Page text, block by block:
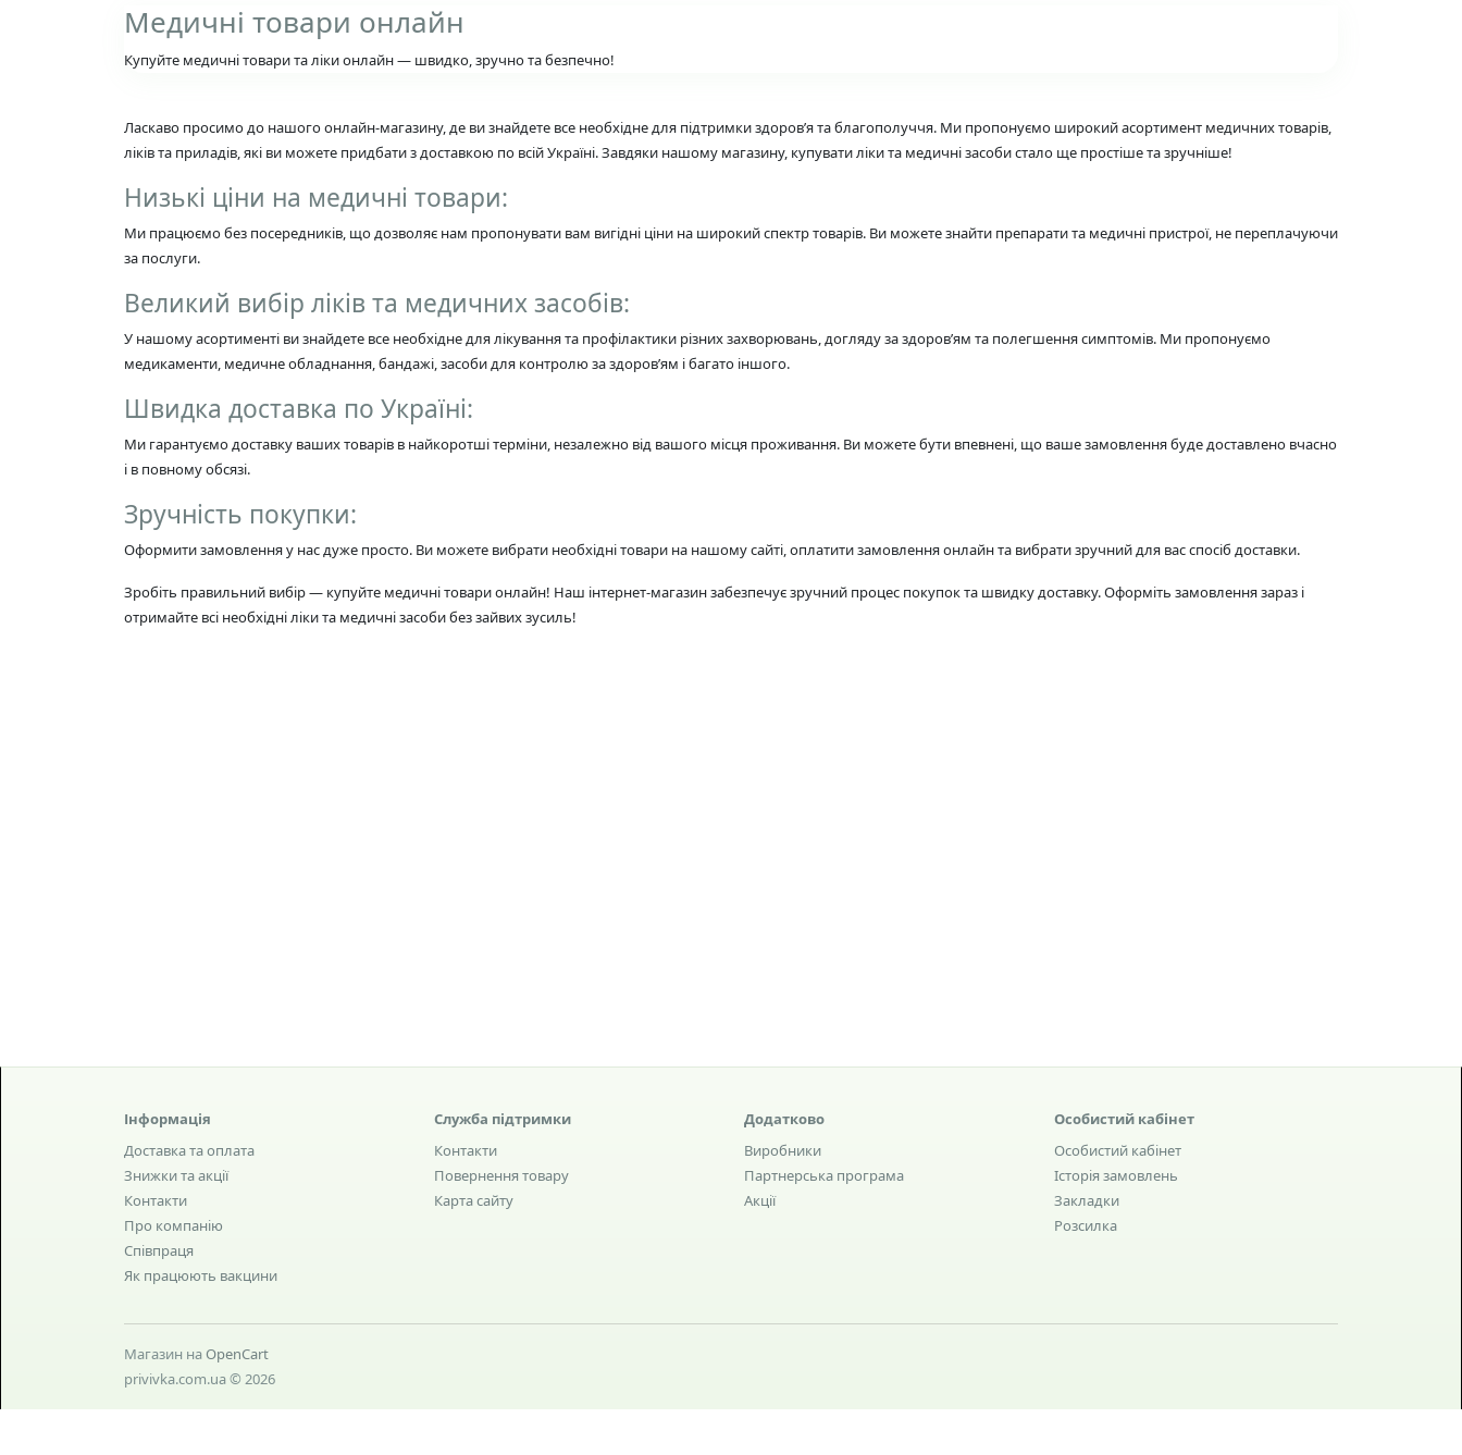
Медичні товари онлайн
Купуйте медичні товари та ліки онлайн — швидко, зручно та безпечно!
Ласкаво просимо до нашого онлайн-магазину, де ви знайдете все необхідне для підтримки здоров’я та благополуччя. Ми пропонуємо широкий асортимент медичних товарів,
ліків та приладів, які ви можете придбати з доставкою по всій Україні. Завдяки нашому магазину, купувати ліки та медичні засоби стало ще простіше та зручніше!
Низькі ціни на медичні товари:
Ми працюємо без посередників, що дозволяє нам пропонувати вам вигідні ціни на широкий спектр товарів. Ви можете знайти препарати та медичні пристрої, не переплачуючи
за послуги.
Великий вибір ліків та медичних засобів:
У нашому асортименті ви знайдете все необхідне для лікування та профілактики різних захворювань, догляду за здоров’ям та полегшення симптомів. Ми пропонуємо
медикаменти, медичне обладнання, бандажі, засоби для контролю за здоров’ям і багато іншого.
Швидка доставка по Україні:
Ми гарантуємо доставку ваших товарів в найкоротші терміни, незалежно від вашого місця проживання. Ви можете бути впевнені, що ваше замовлення буде доставлено вчасно
і в повному обсязі.
Зручність покупки:
Оформити замовлення у нас дуже просто. Ви можете вибрати необхідні товари на нашому сайті, оплатити замовлення онлайн та вибрати зручний для вас спосіб доставки.
Зробіть правильний вибір — купуйте медичні товари онлайн! Наш інтернет-магазин забезпечує зручний процес покупок та швидку доставку. Оформіть замовлення зараз і
отримайте всі необхідні ліки та медичні засоби без зайвих зусиль!
Інформація
Доставка та оплата
Знижки та акції
Контакти
Про компанію
Співпраця
Як працюють вакцини
Служба підтримки
Контакти
Повернення товару
Карта сайту
Додатково
Виробники
Партнерська програма
Акції
Особистий кабінет
Особистий кабінет
Історія замовлень
Закладки
Розсилка
Магазин на OpenCart
privivka.com.ua © 2026